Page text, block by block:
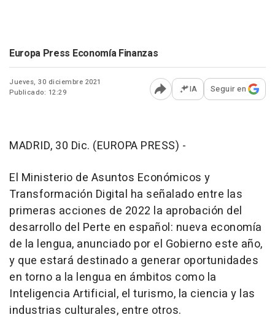
Europa Press Economía Finanzas
Jueves, 30 diciembre 2021
Publicado: 12:29
Abrir opciones para
IA Seguir en
MADRID, 30 Dic. (EUROPA PRESS) -
El Ministerio de Asuntos Económicos y
Transformación Digital ha señalado entre las
primeras acciones de 2022 la aprobación del
desarrollo del Perte en español: nueva economía
de la lengua, anunciado por el Gobierno este año,
y que estará destinado a generar oportunidades
en torno a la lengua en ámbitos como la
Inteligencia Artificial, el turismo, la ciencia y las
industrias culturales, entre otros.